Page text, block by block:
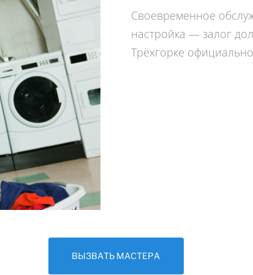
Своевременное
настройка — залог
Трёхгорке
ВЫЗВАТЬ МАСТЕРА